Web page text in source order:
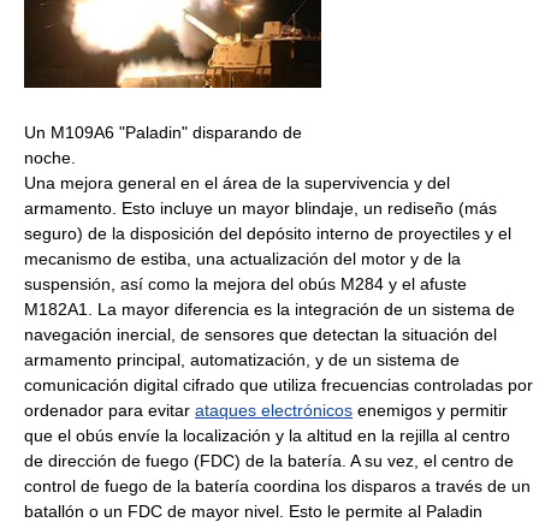
Un M109A6 "Paladin" disparando de
noche.
Una mejora general en el área de la supervivencia y del
armamento. Esto incluye un mayor blindaje, un rediseño (más
seguro) de la disposición del depósito interno de proyectiles y el
mecanismo de estiba, una actualización del motor y de la
suspensión, así como la mejora del obús M284 y el afuste
M182A1. La mayor diferencia es la integración de un sistema de
navegación inercial, de sensores que detectan la situación del
armamento principal, automatización, y de un sistema de
comunicación digital cifrado que utiliza frecuencias controladas por
ordenador para evitar ataques electrónicos enemigos y permitir
que el obús envíe la localización y la altitud en la rejilla al centro
de dirección de fuego (FDC) de la batería. A su vez, el centro de
control de fuego de la batería coordina los disparos a través de un
batallón o un FDC de mayor nivel. Esto le permite al Paladin